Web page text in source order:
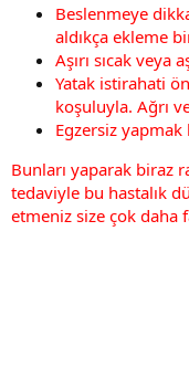
Beslenmeye
aldıkça ekleme
Aşırı sıcak veya
Yatak istirahati
koşuluyla. Ağrı
Egzersiz yapmak
Bunları yaparak biraz
tedaviyle bu hastalık
etmeniz size çok daha